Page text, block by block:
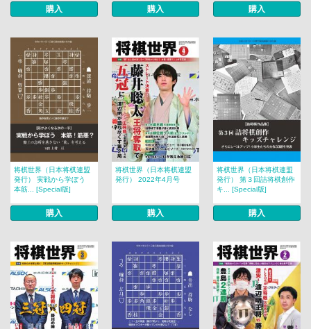
購入 購入 購入
将棋世界（日本将棋連盟
発行） 実戦から学ぼう
本筋... [Special版]
購入
将棋世界（日本将棋連盟
発行） 2022年4月号
購入
将棋世界（日本将棋連盟
発行） 第３回詰将棋創作
キ... [Special版]
購入